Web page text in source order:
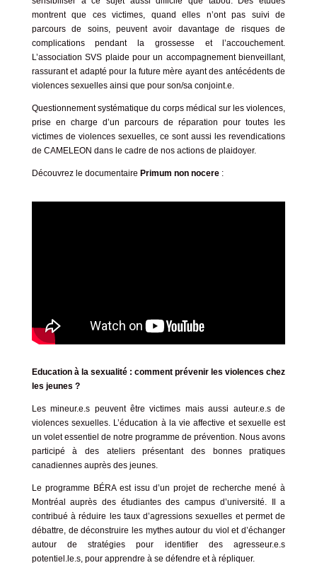
montrent que ces victimes, quand elles n’ont pas suivi de
parcours de soins, peuvent avoir davantage de risques de
complications pendant la grossesse et l’accouchement.
L’association SVS plaide pour un accompagnement bienveillant,
rassurant et adapté pour la future mère ayant des antécédents de
violences sexuelles ainsi que pour son/sa conjoint.e.
Questionnement systématique du corps médical sur les violences,
prise en charge d’un parcours de réparation pour toutes les
victimes de violences sexuelles, ce sont aussi les revendications
de CAMELEON dans le cadre de nos actions de plaidoyer.
Découvrez le documentaire Primum non nocere:
Education à la sexualité : comment prévenir les violences chez
les jeunes ?
Les mineur.e.s peuvent être victimes mais aussi auteur.e.s de
violences sexuelles. L’éducation à la vie affective et sexuelle est
un volet essentiel de notre programme de prévention. Nous avons
participé à des ateliers présentant des bonnes pratiques
canadiennes auprès des jeunes.
Le programme BÉRA est issu d’un projet de recherche mené à
Montréal auprès des étudiantes des campus d’université. Il a
contribué à réduire les taux d’agressions sexuelles et permet de
débattre, de déconstruire les mythes autour du viol et d’échanger
autour de stratégies pour identifier des agresseur.e.s
potentiel.le.s, pour apprendre à se défendre et à répliquer.